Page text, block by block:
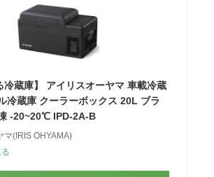
冷蔵庫】 アイリスオーヤマ 車載冷蔵
冷蔵庫 クーラーボックス 20L ブラ
-20~20℃ IPD-2A-B
マ(IRIS OHYAMA)